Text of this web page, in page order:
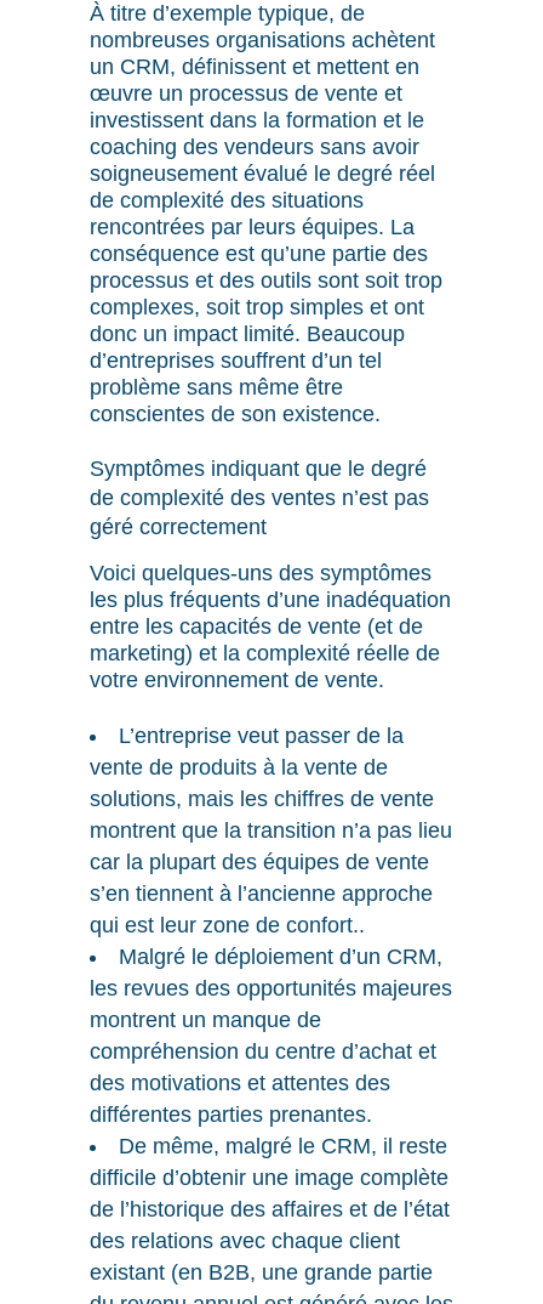
À titre d’exemple typique, de
nombreuses organisations achètent
un CRM, définissent et mettent en
œuvre un processus de vente et
investissent dans la formation et le
coaching des vendeurs sans avoir
soigneusement évalué le degré réel
de complexité des situations
rencontrées par leurs équipes. La
conséquence est qu’une partie des
processus et des outils sont soit trop
complexes, soit trop simples et ont
donc un impact limité. Beaucoup
d’entreprises souffrent d’un tel
problème sans même être
conscientes de son existence.
Symptômes indiquant que le degré
de complexité des ventes n’est pas
géré correctement
Voici quelques-uns des symptômes
les plus fréquents d’une inadéquation
entre les capacités de vente (et de
marketing) et la complexité réelle de
votre environnement de vente.
L’entreprise veut passer de la
vente de produits à la vente de
solutions, mais les chiffres de vente
montrent que la transition n’a pas lieu
car la plupart des équipes de vente
s’en tiennent à l’ancienne approche
qui est leur zone de confort..
Malgré le déploiement d’un CRM,
les revues des opportunités majeures
montrent un manque de
compréhension du centre d’achat et
des motivations et attentes des
différentes parties prenantes.
De même, malgré le CRM, il reste
difficile d’obtenir une image complète
de l’historique des affaires et de l’état
des relations avec chaque client
existant (en B2B, une grande partie